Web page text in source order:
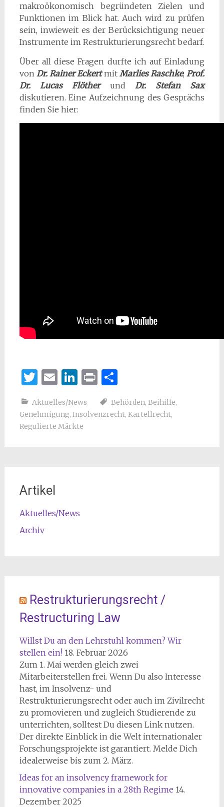
makroökonomisch begründeten Zielen und
Funktionen im Blick hat. Auch wird zu prüfen
sein, inwieweit es der Berücksichtigung neuer
Instrumente im Restrukturierungsrecht bedarf.
Über all diese Fragen durfte ich auf Einladung
vonDr. Rainer Eckertmit Marlies Raschke,Prof.
Dr. Lucas Flöther
und Dr. Stefan Sax
diskutieren. Eine Aufzeichnung des Gesprächs
finden Sie hier:
Twitter
Email
LinkedIn
PrintTeilen
Aktuelles/News Behörden, Beihilfe,
Genehmigung, Insolvenzrecht, Kartellrecht,
Regulierte Märkte
Artikel
Aktuelles/News
Archiv
Restrukturierungsrecht /
Restructuring Law
Willst Du an den Lehrstuhl kommen? Wir
stellen ein! 18. Februar 2026
Zum 1. Mai werden gleich zwei
Mitarbeiterstellen frei. Wenn Du also Interesse
hast, im Insolvenz- und
Restrukturierungsrecht oder auch im Zivilrecht
zu promovieren und zugleich Studierende zu
unterrichten, solltest Du diesen Link nutzen.
Der direkte Einblick in die Welt internationaler
Forschungsprojekte ist garantiert. Melde Dich
idealerweise bis zum 2. März.
Ideas for an insolvency framework for
innovative companies in a 28th Regime 14.
Dezember 2025